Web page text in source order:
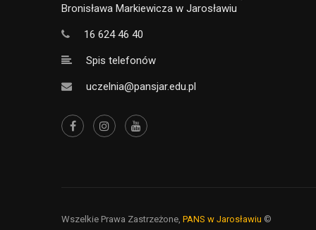
Bronisława Markiewicza w Jarosławiu
16 624 46 40
Spis telefonów
uczelnia@pansjar.edu.pl
Wszelkie Prawa Zastrzeżone, PANS w Jarosławiu ©